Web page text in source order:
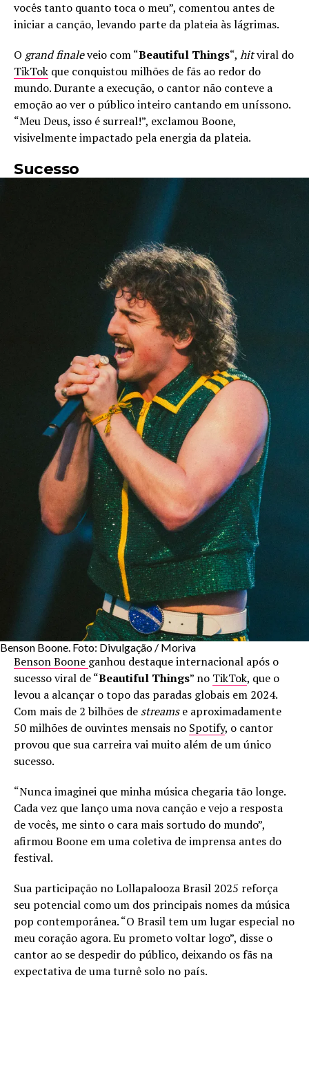
vocês tanto quanto toca o meu”, comentou antes de
iniciar a canção, levando parte da plateia às lágrimas.
O grand finaleveio com “Beautiful Things“, hitviral do
TikTok que conquistou milhões de fãs ao redor do
mundo. Durante a execução, o cantor não conteve a
emoção ao ver o público inteiro cantando em uníssono.
“Meu Deus, isso é surreal!”, exclamou Boone,
visivelmente impactado pela energia da plateia.
Sucesso
Benson Boone. Foto: Divulgação / Moriva
Benson Boone ganhou destaque internacional após o
sucesso viral de “Beautiful Things” no TikTok, que o
levou a alcançar o topo das paradas globais em 2024.
Com mais de 2 bilhões de streamse aproximadamente
50 milhões de ouvintes mensais no Spotify, o cantor
provou que sua carreira vai muito além de um único
sucesso.
“Nunca imaginei que minha música chegaria tão longe.
Cada vez que lanço uma nova canção e vejo a resposta
de vocês, me sinto o cara mais sortudo do mundo”,
afirmou Boone em uma coletiva de imprensa antes do
festival.
Sua participação no Lollapalooza Brasil 2025 reforça
seu potencial como um dos principais nomes da música
pop contemporânea. “O Brasil tem um lugar especial no
meu coração agora. Eu prometo voltar logo”, disse o
cantor ao se despedir do público, deixando os fãs na
expectativa de uma turnê solo no país.